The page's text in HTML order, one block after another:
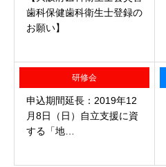
歯科保健歯科衛生士登録の
お願い】
研修会
申込期間延長：2019年12
月8日（日）自立支援に資
する「地…